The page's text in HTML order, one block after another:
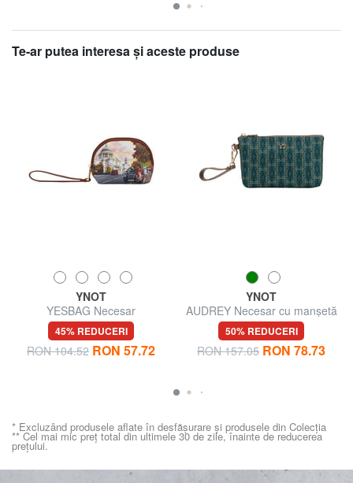
Te-ar putea interesa şi aceste produse
YNOT
YESBAG Necesar
45% REDUCERI
RON 104.52 RON 57.72
YNOT
AUDREY Necesar cu manșetă
50% REDUCERI
RON 157.05 RON 78.73
* Excluzând produsele aflate în desfășurare și produsele din Colecția
** Cel mai mic preț total din ultimele 30 de zile, înainte de reducerea
prețului.